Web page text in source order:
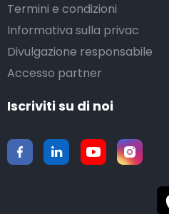
Termini e condizioni
Informativa sulla privac
Divulgazione responsabile
Accesso partner
Iscriviti su di noi